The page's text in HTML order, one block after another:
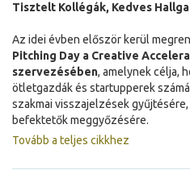
Tisztelt Kollégák, Kedves
Az idei évben először kerül
Pitching Day a Creative
szervezésében, amelynek célja,
ötletgazdák és startupperek
szakmai visszajelzések
befektetők meggyőzésére.
Tovább a teljes cikkhez